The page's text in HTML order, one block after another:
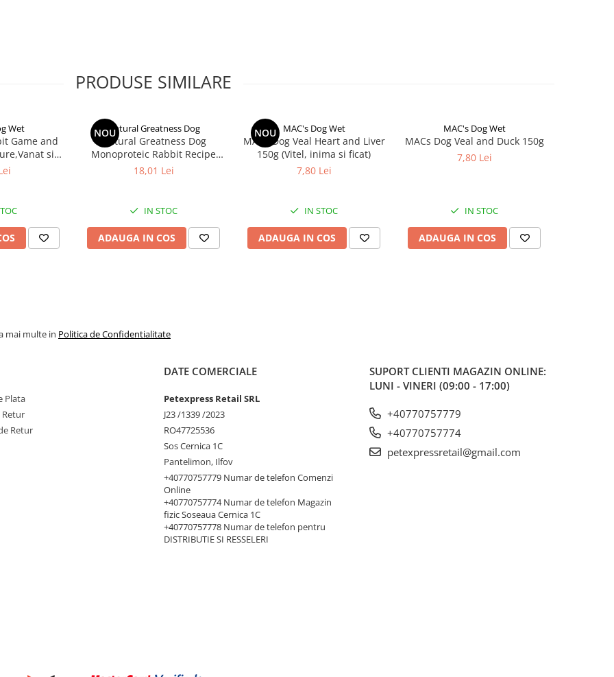
445 - 527 g
603 - 715 g
883 - 1049 g
1012 - 1203 g
1539 - 1764 g
Cernica 1C,
PRODUSE SIMILARE
Wet
Game and
si
NOUNatural Greatness Dog
Natural Greatness Dog
Monoproteic Rabbit Recipe
400g
18,01 Lei
IN STOC
ADAUGA IN COS
NOU MAC's Dog Wet
MACs Dog Veal Heart and Liver
150g (Vitel, inima si ficat)
7,80 Lei
IN STOC
ADAUGA IN COS
MAC's Dog Wet
MACs Dog Veal and Duck 150g
7,80 Lei
IN STOC
ADAUGA IN COS
mai multe in Politica de Confidentialitate
Plata
Retur
Retur
DATE COMERCIALE
Petexpress Retail SRL
J23 /1339 /2023
RO47725536
Sos Cernica 1C
Pantelimon, Ilfov
+40770757779 Numar de telefon Comenzi
Online
+40770757774 Numar de telefon Magazin
fizic Soseaua Cernica 1C
+40770757778 Numar de telefon pentru
DISTRIBUTIE SI RESSELERI
SUPORT CLIENTI MAGAZIN ONLINE:
LUNI - VINERI (09:00 - 17:00)
+40770757779
+40770757774
petexpressretail@gmail.com